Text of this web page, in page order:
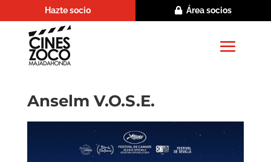
Hazte socio Área socios
Anselm V.O.S.E.